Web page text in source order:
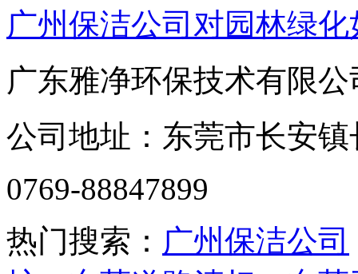
广州保洁公司对园林绿
广东雅净环保技术有限公
公司地址：东莞市长安
0769-88847899
热门搜索： 广州保洁公司